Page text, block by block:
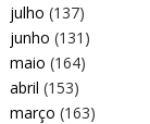
julho (137)
junho (131)
maio (164)
abril (153)
março (163)